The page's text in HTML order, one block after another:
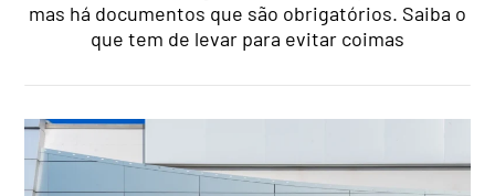
mas há documentos que são obrigatórios. Saiba o
que tem de levar para evitar coimas